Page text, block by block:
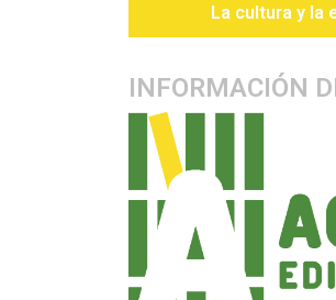
La cultura y la
INFORMACIÓN